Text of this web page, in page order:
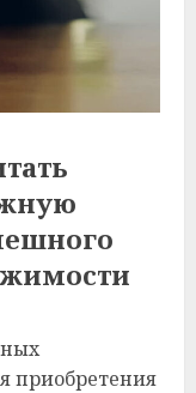
приобретения